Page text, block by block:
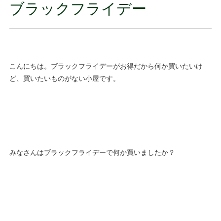
ブラックフライデー
こんにちは。ブラックフライデーがお得だから何か買いたいけ
ど、買いたいものがない小屋です。
みなさんはブラックフライデーで何か買いましたか？